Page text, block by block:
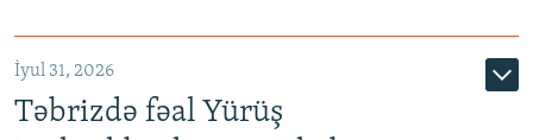
İyul 31, 2026
Təbrizdə fəal Yürüş